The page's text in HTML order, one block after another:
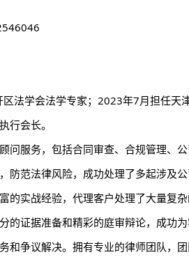
法学会法学专家；2023年7月担任天
行会长。
问服务，包括合同审查、合规管理、
防范法律风险，成功处理了多起涉及
的实战经验，代理客户处理了大量复
的证据准备和精彩的庭审辩论，成功为
和争议解决。拥有专业的律师团队，